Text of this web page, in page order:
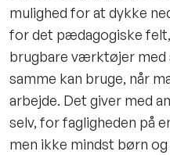
mulighed for at dykke
for det pædagogiske
brugbare værktøjer med
samme kan bruge, når
arbejde. Det giver med
selv, for fagligheden på
men ikke mindst børn